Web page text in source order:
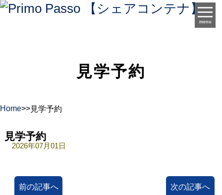
menu
見学予約
Home>>見学予約
見学予約
2026年07月01日
前の記事へ 次の記事へ